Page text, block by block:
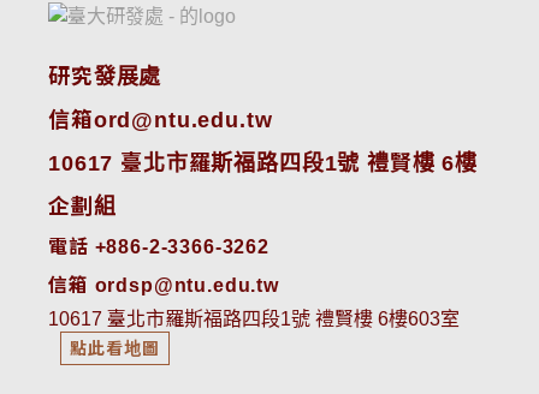
研究發展處
信箱ord@ntu.edu.tw
10617 臺北市羅斯福路四段1號 禮賢樓 6樓
企劃組
電話 +886-2-3366-3262
信箱 ordsp@ntu.edu.tw
10617 臺北市羅斯福路四段1號 禮賢樓 6樓603室
點此看地圖